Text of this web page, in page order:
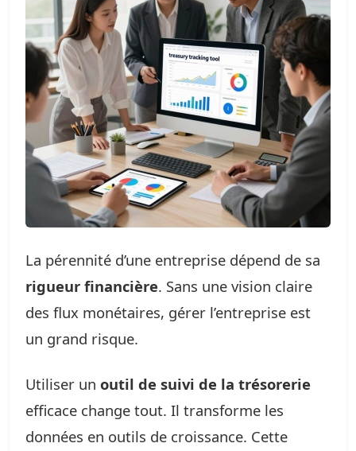
La pérennité d’une entreprise dépend de sa
rigueur financière. Sans une vision claire
des flux monétaires, gérer l’entreprise est
un grand risque.
Utiliser un outil de suivi de la trésorerie
efficace change tout. Il transforme les
données en outils de croissance. Cette